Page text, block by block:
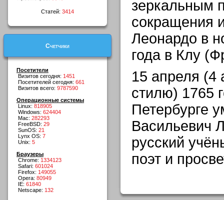
Статей: 3414
Счетчики
Посетители
Визитов сегодня: 1451
Посетителей сегодня: 661
Визитов всего: 9787590
Операционные системы
Linux: 818905
Windows: 624404
Mac: 282293
FreeBSD: 29
SunOS: 21
Lynx OS: 7
Unix: 5
Браузеры
Chrome: 1334123
Safari: 601024
Firefox: 149055
Opera: 80949
IE: 61840
Netscape: 132
зеркальным
сокращения
Леонардо в
года в Клу
15 апреля (4
стилю) 1765
Петербурге
Васильевич
русский
поэт и